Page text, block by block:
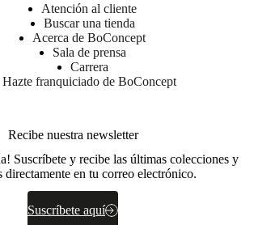
Atención al cliente
Buscar una tienda
Acerca de BoConcept
Sala de prensa
Carrera
Hazte franquiciado de BoConcept
Recibe nuestra newsletter
Suscríbete y recibe las últimas colecciones y
directamente en tu correo electrónico.
Suscríbete aquí